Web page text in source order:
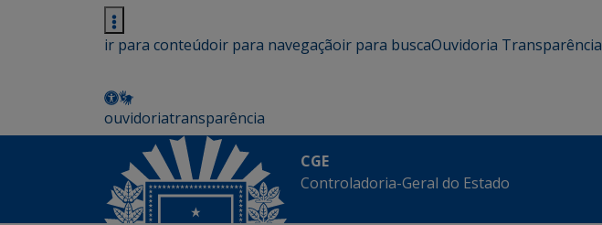
ir para conteúdoir para navegaçãoir para buscaOuvidoria Transparência
ouvidoriatransparência
CGE
Controladoria-Geral do Estado